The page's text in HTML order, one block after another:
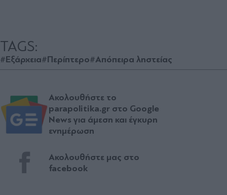
TAGS:
#Εξάρχεια#Περίπτερο#Απόπειρα ληστείας
Ακολουθήστε το
parapolitika.gr στο Google
News για άμεση και έγκυρη
ενημέρωση
Ακολουθήστε μας στο
facebook